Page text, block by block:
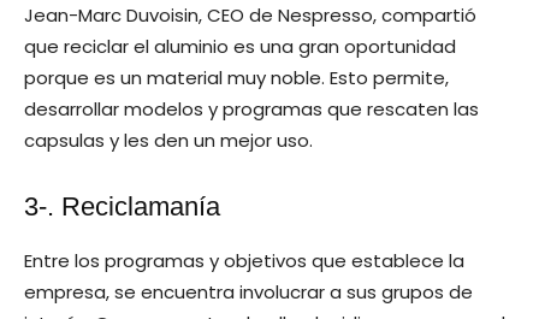
Jean-Marc Duvoisin, CEO de Nespresso, compartió
que reciclar el aluminio es una gran oportunidad
porque es un material muy noble. Esto permite,
desarrollar modelos y programas que rescaten las
capsulas y les den un mejor uso.
3-. Reciclamanía
Entre los programas y objetivos que establece la
empresa, se encuentra involucrar a sus grupos de